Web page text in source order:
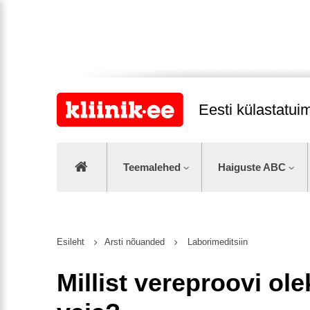
Eesti
Teemalehed Haiguste ABC
Esileht Arsti nõuanded Laborimeditsiin
Millist vereproovi